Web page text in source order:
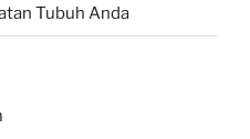
Tubuh Anda